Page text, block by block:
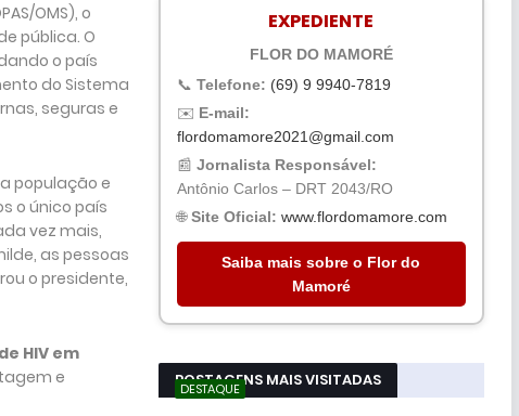
OMS), o
pública. O
o país
do Sistema
seguras e
população e
o único país
vez mais,
as pessoas
o presidente,
HIV em
e
EXPEDIENTE
FLOR DO MAMORÉ
📞 Telefone: (69) 9 9940-7819
✉️ E-mail:
flordomamore2021@gmail.com
📰 Jornalista Responsável:
Antônio Carlos – DRT 2043/RO
🌐Site Oficial: www.flordomamore.com
Saiba mais sobre o Flor do
Mamoré
POSTAGENS MAIS VISITADAS
DESTAQUE